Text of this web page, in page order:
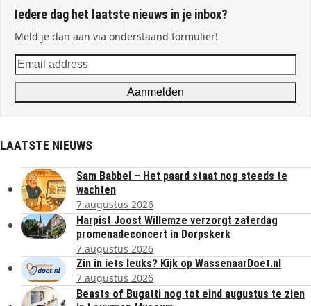
Iedere dag het laatste nieuws in je inbox?
Meld je dan aan via onderstaand formulier!
Email
address
Aanmelden
LAATSTE NIEUWS
Sam Babbel – Het paard staat nog steeds te
wachten
7 augustus 2026
Harpist Joost Willemze verzorgt zaterdag
promenadeconcert in Dorpskerk
7 augustus 2026
Zin in iets leuks? Kijk op WassenaarDoet.nl
7 augustus 2026
Beasts of Bugatti nog tot eind augustus te zien